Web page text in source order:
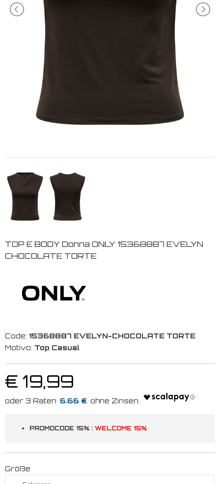
TOP E BODY Donna ONLY 15368887 EVELYN
CHOCOLATE TORTE
Code: 15368887 EVELYN-CHOCOLATE TORTE
Motivo: Top Casual
€ 19,99
6.66 €
PROMOCODE 15% : WELCOME 15%
Größe